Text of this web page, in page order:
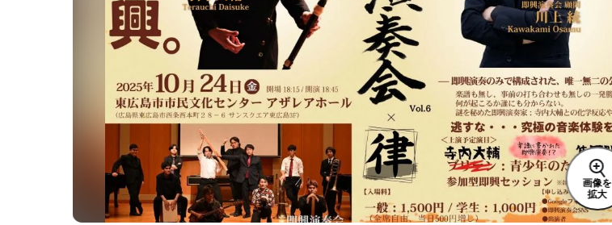
画像を
拡大
(English site)
プライバシーポリシー